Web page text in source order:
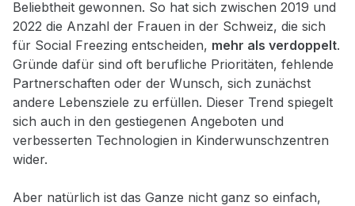
Beliebtheit gewonnen. So hat sich zwischen 2019 und
2022 die Anzahl der Frauen in der Schweiz, die sich
für Social Freezing entscheiden, mehr als verdoppelt.
Gründe dafür sind oft berufliche Prioritäten, fehlende
Partnerschaften oder der Wunsch, sich zunächst
andere Lebensziele zu erfüllen. Dieser Trend spiegelt
sich auch in den gestiegenen Angeboten und
verbesserten Technologien in Kinderwunschzentren
wider.
Aber natürlich ist das Ganze nicht ganz so einfach,